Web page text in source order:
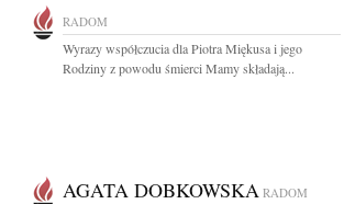
RADOM
Wyrazy współczucia dla Piotra Miękusa i jego
Rodziny z powodu śmierci Mamy składają...
AGATA DOBKOWSKA RADOM